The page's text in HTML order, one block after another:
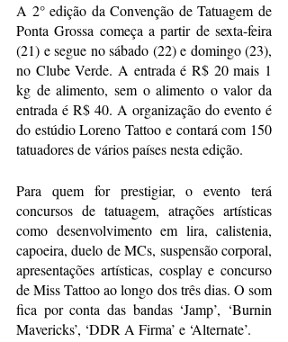
A 2° edição da Convenção de Tatuagem de
Ponta Grossa começa a partir de sexta-feira
(21) e segue no sábado (22) e domingo (23),
no Clube Verde. A entrada é R$ 20 mais 1
kg de alimento, sem o alimento o valor da
entrada é R$ 40. A organização do evento é
do estúdio Loreno Tattoo e contará com 150
tatuadores de vários países nesta edição.
Para quem for prestigiar, o evento terá
concursos de tatuagem, atrações artísticas
como desenvolvimento em lira, calistenia,
capoeira, duelo de MCs, suspensão corporal,
apresentações artísticas, cosplay e concurso
de Miss Tattoo ao longo dos três dias. O som
fica por conta das bandas ‘Jamp’, ‘Burnin
Mavericks’, ‘DDR A Firma’ e ‘Alternate’.